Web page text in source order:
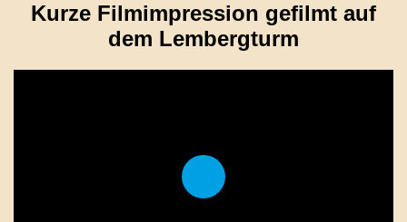
Kurze Filmimpression gefilmt auf
dem Lembergturm
Play